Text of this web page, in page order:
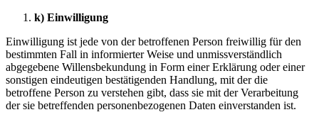
k) Einwilligung
Einwilligung ist jede von der betroffenen Person freiwillig für den
bestimmten Fall in informierter Weise und unmissverständlich
abgegebene Willensbekundung in Form einer Erklärung oder einer
sonstigen eindeutigen bestätigenden Handlung, mit der die
betroffene Person zu verstehen gibt, dass sie mit der Verarbeitung
der sie betreffenden personenbezogenen Daten einverstanden ist.